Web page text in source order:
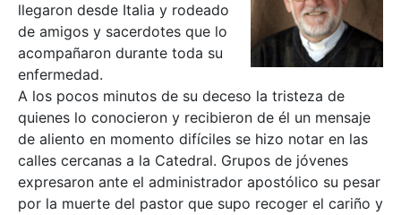
llegaron desde Italia y rodeado
de amigos y sacerdotes que lo
acompañaron durante toda su
enfermedad.
A los pocos minutos de su deceso la tristeza de
quienes lo conocieron y recibieron de él un mensaje
de aliento en momento difíciles se hizo notar en las
calles cercanas a la Catedral. Grupos de jóvenes
expresaron ante el administrador apostólico su pesar
por la muerte del pastor que supo recoger el cariño y